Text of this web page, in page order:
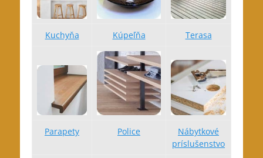
Kuchyňa Kúpeľňa Terasa
Parapety Police
Nábytkové
príslušenstvo